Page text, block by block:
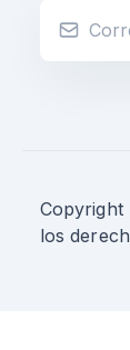
Copyright
los